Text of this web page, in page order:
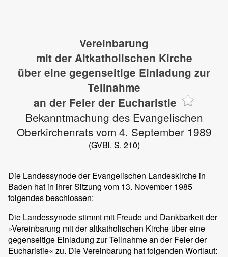
Vereinbarung
mit der Altkatholischen Kirche
über eine gegenseitige Einladung zur
Teilnahme
an der Feier der Eucharistie
Bekanntmachung des Evangelischen
Oberkirchenrats vom 4. September 1989
(GVBl. S. 210)
Die Landessynode der Evangelischen Landeskirche in
Baden hat in ihrer Sitzung vom 13. November 1985
folgendes beschlossen:
Die Landessynode stimmt mit Freude und Dankbarkeit der
»Vereinbarung mit der altkatholischen Kirche über eine
gegenseitige Einladung zur Teilnahme an der Feier der
Eucharistie« zu. Die Vereinbarung hat folgenden Wortlaut: